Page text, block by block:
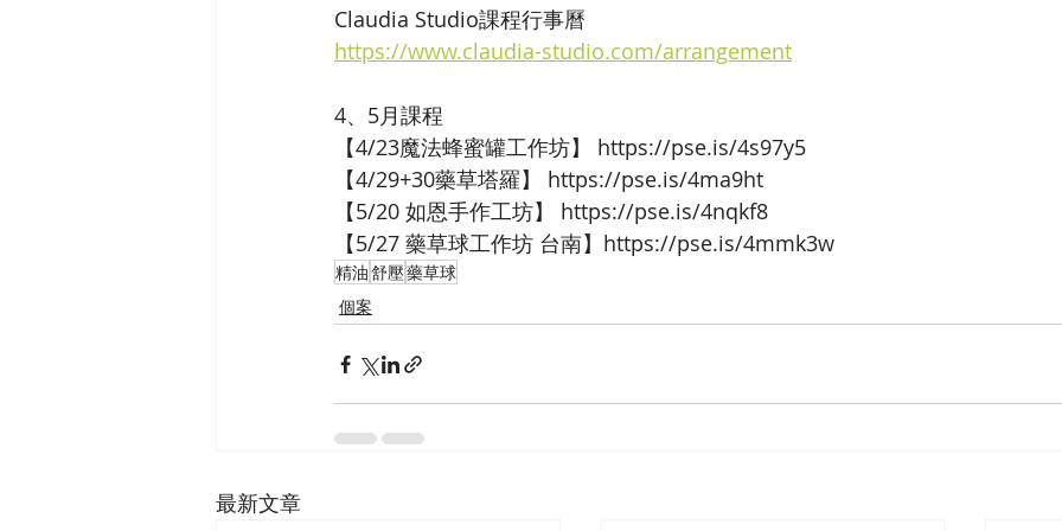
Claudia Studio課程行事曆
https://www.claudia-studio.com/arrangement
4、5月課程
【4/23魔法蜂蜜罐工作坊】 https://pse.is/4s97y5
【4/29+30藥草塔羅】 https://pse.is/4ma9ht
【5/20 如恩手作工坊】 https://pse.is/4nqkf8
【5/27 藥草球工作坊 台南】https://pse.is/4mmk3w
精油舒壓藥草球
個案
最新文章